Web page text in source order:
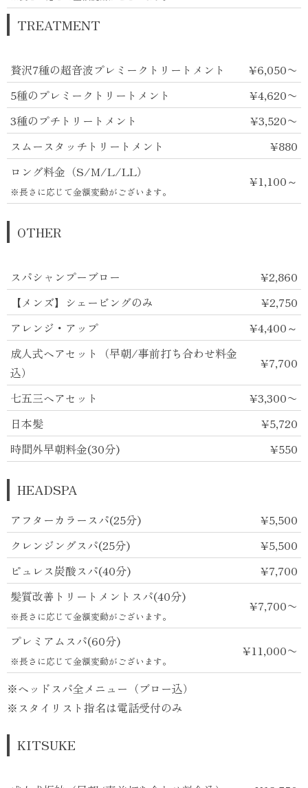
TREATMENT
贅沢7種の超音波プレミークトリートメント
¥6,050〜
5種のプレミークトリートメント
¥4,620〜
3種のプチトリートメント
¥3,520〜
スムースタッチトリートメント
¥880
ロング料金（S/M/L/LL）
※長さに応じて金額変動がございます。
¥1,100～
OTHER
スパシャンプーブロー
¥2,860
【メンズ】シェービングのみ
¥2,750
アレンジ・アップ
¥4,400～
成人式ヘアセット（早朝/事前打ち合わせ料金
込）
¥7,700
七五三ヘアセット
¥3,300〜
日本髪
¥5,720
時間外早朝料金(30分)
¥550
HEADSPA
アフターカラースパ(25分)
¥5,500
クレンジングスパ(25分)
¥5,500
ピュレス炭酸スパ(40分)
¥7,700
髪質改善トリートメントスパ(40分)
※長さに応じて金額変動がございます。
¥7,700〜
プレミアムスパ(60分)
※長さに応じて金額変動がございます。
¥11,000〜
※ヘッドスパ全メニュー（ブロー込）
※スタイリスト指名は電話受付のみ
KITSUKE